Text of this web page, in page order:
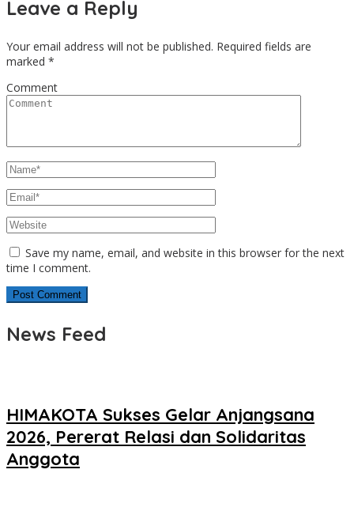
Leave a Reply
Your email address will not be published. Required fields are
marked *
Comment
Save my name, email, and website in this browser for the next
time I comment.
News Feed
HIMAKOTA Sukses Gelar Anjangsana
2026, Pererat Relasi dan Solidaritas
Anggota